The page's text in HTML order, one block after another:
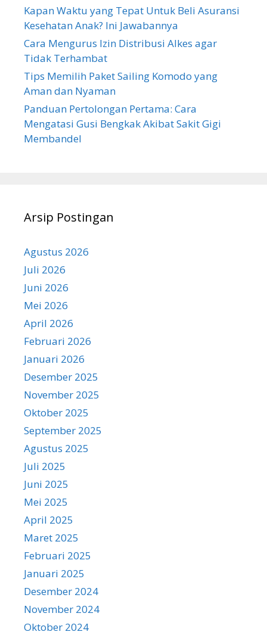
Kapan Waktu yang Tepat Untuk Beli Asuransi
Kesehatan Anak? Ini Jawabannya
Cara Mengurus Izin Distribusi Alkes agar
Tidak Terhambat
Tips Memilih Paket Sailing Komodo yang
Aman dan Nyaman
Panduan Pertolongan Pertama: Cara
Mengatasi Gusi Bengkak Akibat Sakit Gigi
Membandel
Arsip Postingan
Agustus 2026
Juli 2026
Juni 2026
Mei 2026
April 2026
Februari 2026
Januari 2026
Desember 2025
November 2025
Oktober 2025
September 2025
Agustus 2025
Juli 2025
Juni 2025
Mei 2025
April 2025
Maret 2025
Februari 2025
Januari 2025
Desember 2024
November 2024
Oktober 2024